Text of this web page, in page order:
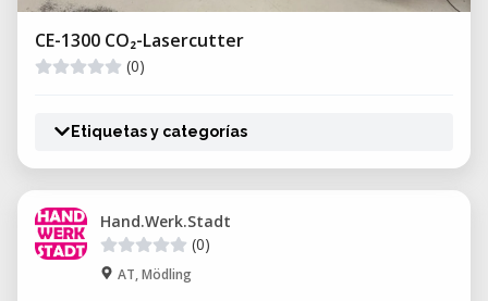
CE-1300 CO₂-Lasercutter
(0)
Etiquetas y categorías
Hand.Werk.Stadt
(0)
AT, Mödling